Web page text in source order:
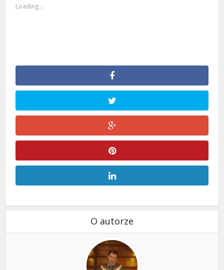
Loading...
O autorze